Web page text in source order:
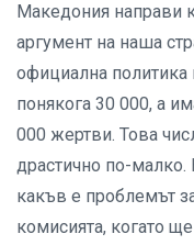
Македония направи
аргумент на наша
официална политика
понякога 30 000, а
000 жертви. Това
драстично по-малко.
какъв е проблемът
комисията, когато